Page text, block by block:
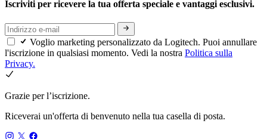
Iscriviti per ricevere la tua offerta speciale e vantaggi esclusivi.
Voglio marketing personalizzato da Logitech. Puoi annullare
l'iscrizione in qualsiasi momento. Vedi la nostra Politica sulla
Privacy.
Grazie per l’iscrizione.
Riceverai un'offerta di benvenuto nella tua casella di posta.